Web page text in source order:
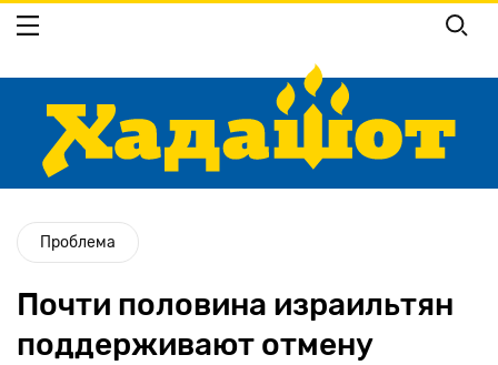
Перейти
основному
Проблема
Почти половина израильтян
поддерживают отмену